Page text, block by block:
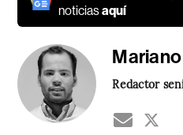
noticiasaquí
Redactor